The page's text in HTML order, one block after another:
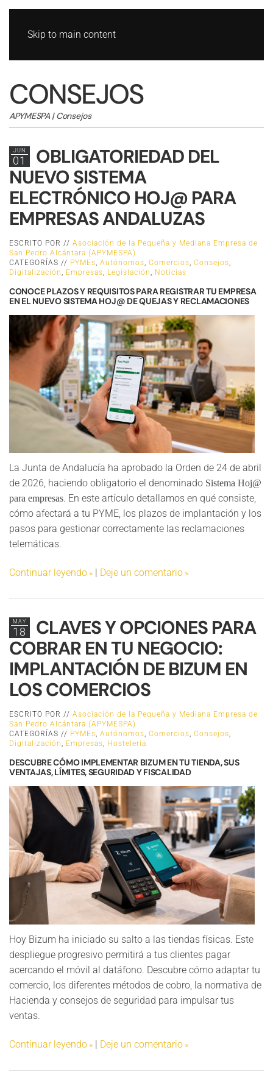
Skip to main content
CONSEJOS
APYMESPA | Consejos
JUN
01
OBLIGATORIEDAD DEL
NUEVO SISTEMA
ELECTRÓNICO HOJ@ PARA
EMPRESAS ANDALUZAS
ESCRITO POR // Asociación de la Pequeña y Mediana Empresa de
San Pedro Alcántara (APYMESPA)
CATEGORÍAS // PYMEs Autónomos Comercios Consejos
Digitalización
Empresas Legislación Noticias
CONOCE PLAZOS Y REQUISITOS PARA REGISTRAR TU EMPRESA
EN EL NUEVO SISTEMA HOJ@ DE QUEJAS Y RECLAMACIONES
La Junta de Andalucía ha aprobado la Orden de 24 de abril
de 2026, haciendo obligatorio el denominado Sistema Hoj@
para empresas. En este artículo detallamos en qué consiste,
cómo afectará a tu PYME, los plazos de implantación y los
pasos para gestionar correctamente las reclamaciones
telemáticas.
Continuar leyendo Deje un comentario
MAY
18
CLAVES Y OPCIONES PARA
COBRAR EN TU NEGOCIO:
IMPLANTACIÓN DE BIZUM EN
LOS COMERCIOS
ESCRITO POR // Asociación de la Pequeña y Mediana Empresa de
San Pedro Alcántara (APYMESPA)
CATEGORÍAS // PYMEs, Autónomos, Comercios, Consejos,
Digitalización , Empresas, Hostelería
DESCUBRE CÓMO IMPLEMENTAR BIZUM EN TU TIENDA, SUS
VENTAJAS, LÍMITES, SEGURIDAD Y FISCALIDAD
Hoy Bizum ha iniciado su salto a las tiendas físicas. Este
despliegue progresivo permitirá a tus clientes pagar
acercando el móvil al datáfono. Descubre cómo adaptar tu
comercio, los diferentes métodos de cobro, la normativa de
Hacienda y consejos de seguridad para impulsar tus
ventas.
Continuar leyendo | Deje un comentario